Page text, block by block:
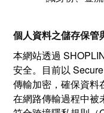
個人資料之儲存保管
本網站透過
安全。目前以
傳輸加密，確保資料
在網路傳輸過程中被